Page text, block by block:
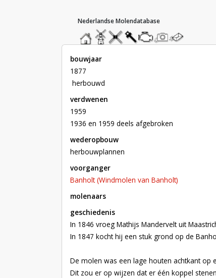
hoofdmenu
homemolendatabase
roedendatabase
assendatabase
motorendatabase
stuur
een
stuur
een
bouwjaar
1877
herbouwd
verdwenen
1959
1936 en 1959 deels afgebroken
wederopbouw
herbouwplannen
voorganger
Banholt (Windmolen van Banholt)
molenaars
geschiedenis
In 1846 vroeg Mathijs Mandervelt uit
In 1847 kocht hij een stuk grond op de
De molen was een lage houten achtkant op
Dit zou er op wijzen dat er één koppel